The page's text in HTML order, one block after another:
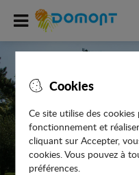
Cookies
Ce site utilise des
fonctionnement et
cliquant sur Accepter,
cookies. Vous pouvez à
préférences.
Accéder
au
menu
Accéder
contenu
ATTENTION